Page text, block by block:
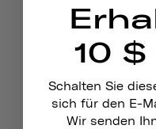
10
Schalten Sie
sich für den E-
Wir senden